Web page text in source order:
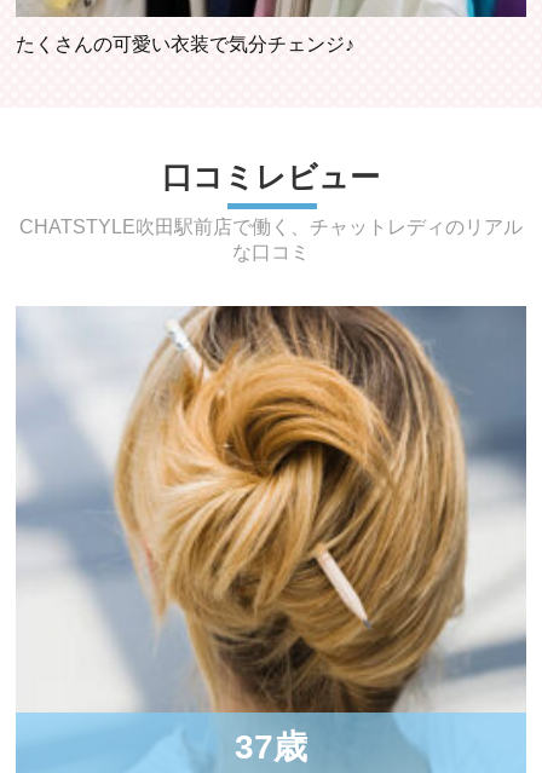
たくさんの可愛い衣装で気分チェンジ♪
口コミレビュー
CHATSTYLE吹田駅前店で働く、チャットレディのリアル
な口コミ
37歳